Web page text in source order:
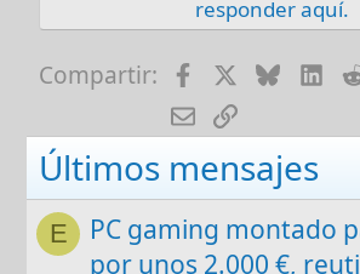
responder aquí.
Compartir: Facebook
E-mailEnlace
Últimos mensajes
E
PC gaming montado
por unos 2.000 €,